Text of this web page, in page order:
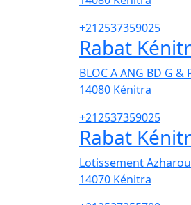
+212537359025
Rabat
BLOC A ANG BD G &
14080 Kénitra
+212537359025
Rabat
Lotissement
14070 Kénitra